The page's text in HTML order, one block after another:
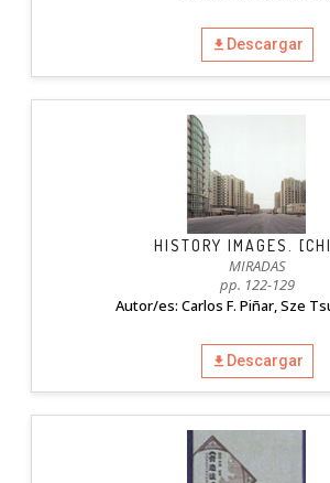
Descargar
HISTORY IMAGES.
MIRADAS
pp. 122-129
Autor/es: Carlos F. Piñar, Sze
Descargar